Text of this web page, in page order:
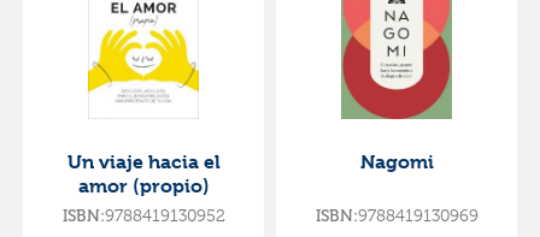
Un viaje hacia el
amor (propio)
ISBN:9788419130952
Nagomi
ISBN:9788419130969